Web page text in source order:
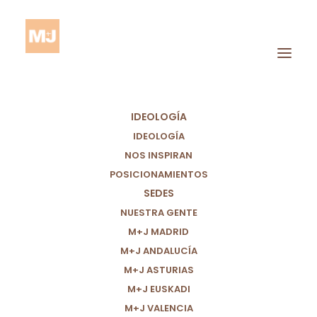
IDEOLOGÍA
IDEOLOGÍA
NOS INSPIRAN
POSICIONAMIENTOS
SEDES
NUESTRA GENTE
M+J MADRID
M+J ANDALUCÍA
M+J ASTURIAS
M+J EUSKADI
M+J VALENCIA
CAMPAÑAS
ELECTORALES